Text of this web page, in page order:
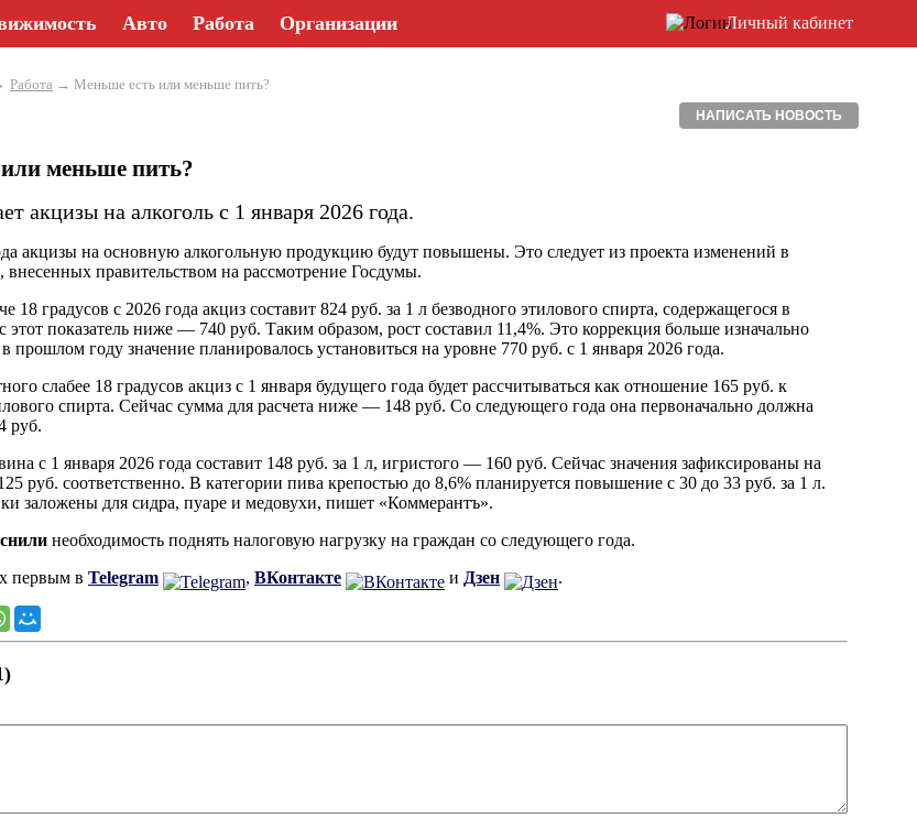
Авто Работа Организации Личный кабинет
Работа → Меньше есть или меньше пить?
НАПИСАТЬ НОВОСТЬ
меньше пить?
акцизы на алкоголь с 1 января 2026 года.
акцизы на основную алкогольную продукцию будут повышены. Это следует из проекта изменений в
внесенных правительством на рассмотрение Госдумы.
18 градусов с 2026 года акциз составит 824 руб. за 1 л безводного этилового спирта, содержащегося в
этот показатель ниже — 740 руб. Таким образом, рост составил 11,4%. Это коррекция больше изначально
прошлом году значение планировалось установиться на уровне 770 руб. с 1 января 2026 года.
слабее 18 градусов акциз с 1 января будущего года будет рассчитываться как отношение 165 руб. к
спирта. Сейчас сумма для расчета ниже — 148 руб. Со следующего года она первоначально должна
руб.
с 1 января 2026 года составит 148 руб. за 1 л, игристого — 160 руб. Сейчас значения зафиксированы на
руб. соответственно. В категории пива крепостью до 8,6% планируется повышение с 30 до 33 руб. за 1 л.
заложены для сидра, пуаре и медовухи, пишет «Коммерантъ».
необходимость поднять налоговую нагрузку на граждан со следующего года.
первым в Telegram , ВКонтакте и Дзен .